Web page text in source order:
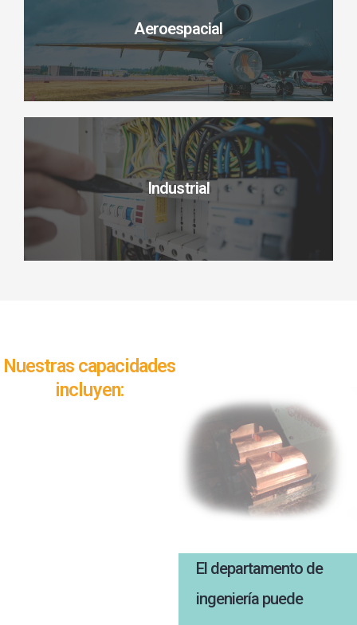
Aeroespacial
Industrial
Nuestras capacidades
incluyen:
El departamento de
ingeniería puede